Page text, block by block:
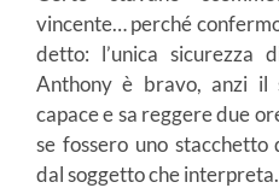
vincente… perché
detto: l’unica
Anthony è bravo, anzi il
capace e sa reggere due
se fossero uno
dal soggetto che interpreta.